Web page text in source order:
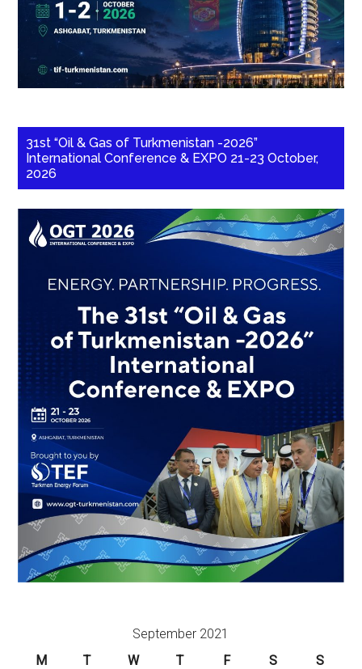
31st “Oil & Gas of Turkmenistan -2026”
International Conference & EXPO 21-23 October,
2026
September 2021
M
T W T F S S